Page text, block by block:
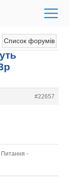
Список форумів
#22657
Питання -